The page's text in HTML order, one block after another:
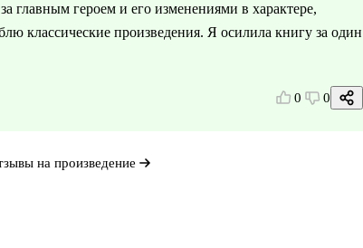
главным героем и его изменениями в характере,
классические произведения. Я осилила книгу за один
0 0
на произведение